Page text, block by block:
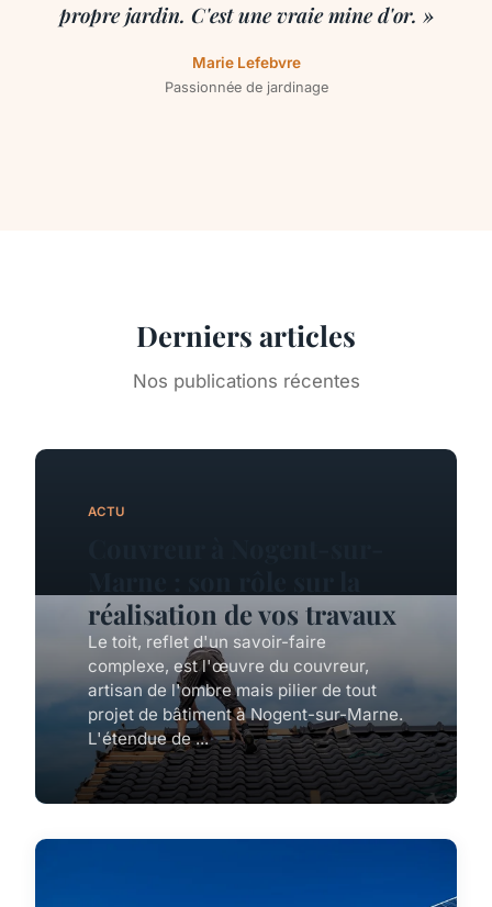
propre jardin. C'est une vraie mine d'or. »
Marie Lefebvre
Passionnée de jardinage
Derniers articles
Nos publications récentes
ACTU
réalisation de vos travaux
Le toit, reflet d'un savoir-faire
complexe, est l'œuvre du couvreur,
artisan de l'ombre mais pilier de tout
projet de bâtiment à Nogent-sur-Marne.
L'étendue de ...